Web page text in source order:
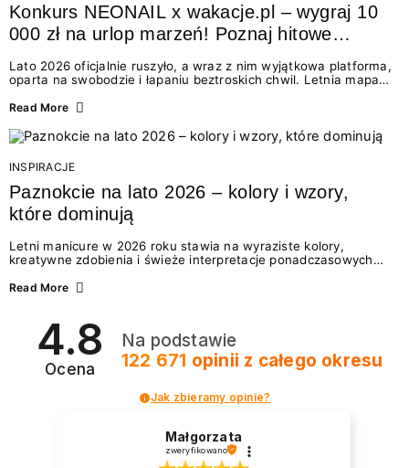
Konkurs NEONAIL x wakacje.pl – wygraj 10
000 zł na urlop marzeń! Poznaj hitowe
Lato 2026 oficjalnie ruszyło, a wraz z nim wyjątkowa platforma,
oparta na swobodzie i łapaniu beztroskich chwil. Letnia mapa
doświadczenia wakacji – od spontanicznych wyjazdów, przez
Motywem przewodnim jest eksplorowanie i kolekcjonowanie
letnich momentów. Z tej okazji przygotowaliśmy coś absolutnie
wyjątkowego: wielki konkurs z wakacje.pl oraz dawkę
najgorętszych trendów w...
Read More
INSPIRACJE
Paznokcie na lato 2026 – kolory i wzory,
które dominują
Letni manicure w 2026 roku stawia na wyraziste kolory,
kreatywne zdobienia i świeże interpretacje ponadczasowych
zarówno energetycznych odcieni inspirowanych wakacjami, jak
2026? Znajdź inspirację dla swojego manicure!
Read More
4.8
Ocena
Na podstawie
122 671 opinii z całego okresu
Jak zbieramy opinie?
Małgorzata
zweryfikowano